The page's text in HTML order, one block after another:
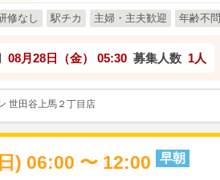
修なし 駅チカ 主婦・主夫歓迎 年齢不問
08月28日（金） 05:30 募集人数 1人
世田谷上馬２丁目店
) 06:00 〜 12:00 早朝